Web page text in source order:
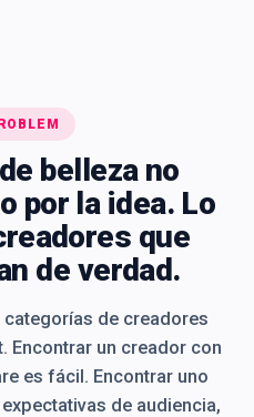
belleza no
por la idea. Lo
que
de verdad.
categorías de creadores
Encontrar un creador con
es fácil. Encontrar uno
de audiencia,